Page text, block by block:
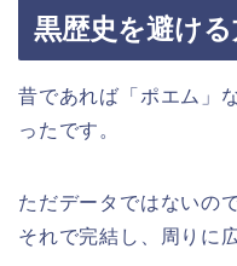
黒歴史を避け
昔であれば「ポエム」
ったです。
ただデータではないの
それで完結し、周りに